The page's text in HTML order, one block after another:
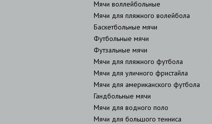
Мячи воллейбольные
Мячи для пляжного волейбола
Баскетбольные мячи
Футбольные мячи
Футзальные мячи
Мячи для пляжного футбола
Мячи для уличного фристайла
Мячи для американского футбола
Гандбольные мячи
Мячи для водного поло
Мячи для большого тенниса